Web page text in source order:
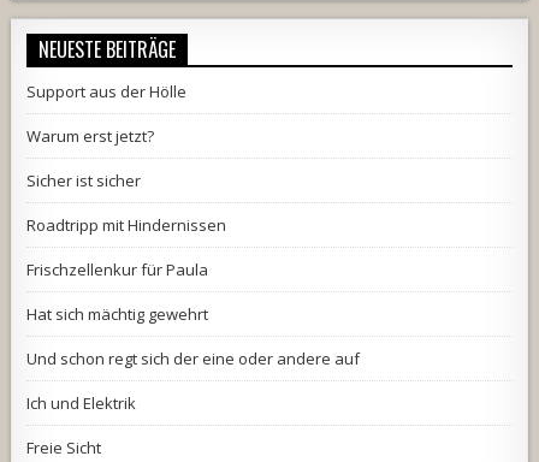
NEUESTE BEITRÄGE
Support aus der Hölle
Warum erst jetzt?
Sicher ist sicher
Roadtripp mit Hindernissen
Frischzellenkur für Paula
Hat sich mächtig gewehrt
Und schon regt sich der eine oder andere auf
Ich und Elektrik
Freie Sicht